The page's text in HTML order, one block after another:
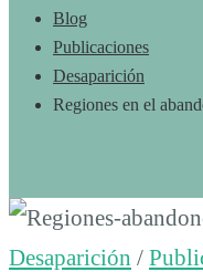
Blog
Publicaciones
Desaparición
Regiones en el
Desaparición /